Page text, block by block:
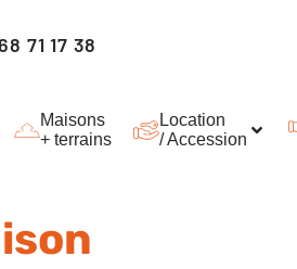
71 17 38
Maisons
+ terrains
Location
/ Accession